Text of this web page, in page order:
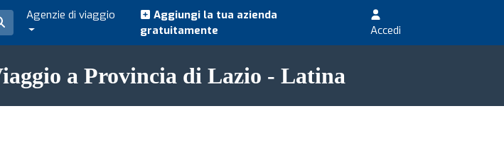
Agenzie di viaggio
Aggiungi la tua azienda
gratuitamente
Accedi
a Provincia di Lazio - Latina